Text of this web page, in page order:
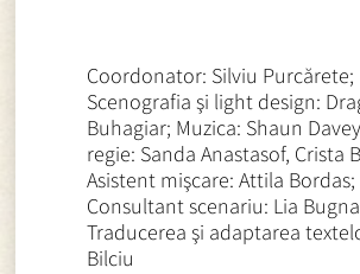
Coordonator: Silviu Purcărete;
Scenografia şi light design:
Buhagiar; Muzica: Shaun
regie: Sanda Anastasof, Crista
Asistent mişcare: Attila Bordas;
Consultant scenariu: Lia
Traducerea şi adaptarea
Bilciu